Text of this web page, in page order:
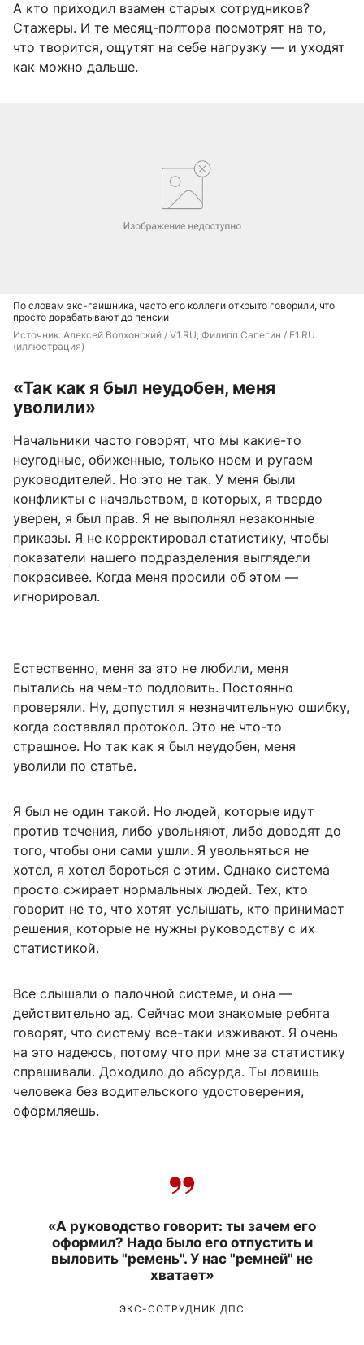
А кто приходил взамен старых сотрудников?
Стажеры. И те месяц-полтора посмотрят на то,
что творится, ощутят на себе нагрузку — и уходят
как можно дальше.
По словам экс-гаишника, часто его коллеги открыто говорили, что
просто дорабатывают до пенсии
Источник: Алексей Волхонский / V1.RU; Филипп Сапегин / E1.RU
(иллюстрация)
«Так как я был неудобен, меня
уволили»
Начальники часто говорят, что мы какие-то
неугодные, обиженные, только ноем и ругаем
руководителей. Но это не так. У меня были
конфликты с начальством, в которых, я твердо
уверен, я был прав. Я не выполнял незаконные
приказы. Я не корректировал статистику, чтобы
показатели нашего подразделения выглядели
покрасивее. Когда меня просили об этом —
игнорировал.
Естественно, меня за это не любили, меня
пытались на чем-то подловить. Постоянно
проверяли. Ну, допустил я незначительную ошибку,
когда составлял протокол. Это не что-то
страшное. Но так как я был неудобен, меня
уволили по статье.
Я был не один такой. Но людей, которые идут
против течения, либо увольняют, либо доводят до
того, чтобы они сами ушли. Я увольняться не
хотел, я хотел бороться с этим. Однако система
просто сжирает нормальных людей. Тех, кто
говорит не то, что хотят услышать, кто принимает
решения, которые не нужны руководству с их
статистикой.
Все слышали о палочной системе, и она —
действительно ад. Сейчас мои знакомые ребята
говорят, что систему все-таки изживают. Я очень
на это надеюсь, потому что при мне за статистику
спрашивали. Доходило до абсурда. Ты ловишь
человека без водительского удостоверения,
оформляешь.
«А руководство говорит: ты зачем его
оформил? Надо было его отпустить и
выловить "ремень". У нас "ремней" не
хватает»
ЭКС-СОТРУДНИК ДПС